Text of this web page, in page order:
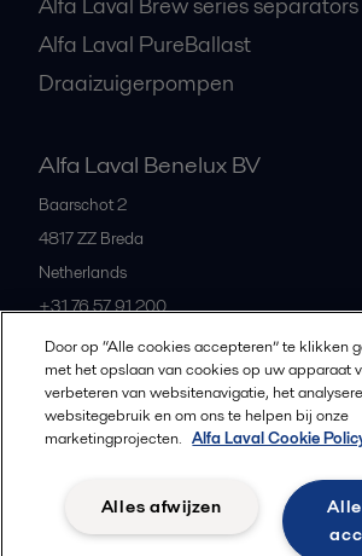
Alfa Laval PureBallast
Draaizuigerpompen
Alfa Laval Benelux BV
Baarschot 2
4817 ZZ Breda
Netherlands
+31 76 57 91 200
All offices and partners
Richtlijnen
Gebruiksvoorwaarden
Door op “Alle cookies accepteren” te klikken
met het opslaan van cookies op uw apparaat
verbeteren van websitenavigatie, het
websitegebruik en om ons te helpen bij onze
marketingprojecten. Alfa Laval Cookie
Alles afwijzen